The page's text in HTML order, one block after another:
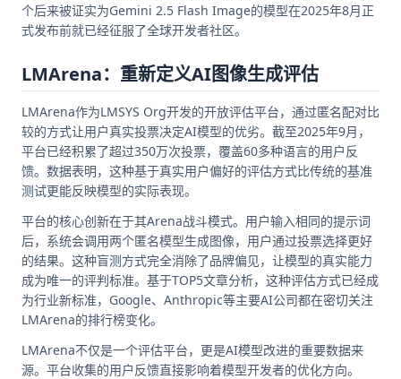
个后来被证实为Gemini 2.5 Flash Image的模型在2025年8月正
式发布前就已经征服了全球开发者社区。
LMArena：重新定义AI图像生成评估
LMArena作为LMSYS Org开发的开放评估平台，通过匿名配对比
较的方式让用户真实投票决定AI模型的优劣。截至2025年9月，
平台已经积累了超过350万次投票，覆盖60多种语言的用户反
馈。数据表明，这种基于真实用户偏好的评估方式比传统的基准
测试更能反映模型的实际表现。
平台的核心创新在于其Arena战斗模式。用户输入相同的提示词
后，系统会调用两个匿名模型生成图像，用户通过投票选择更好
的结果。这种盲测方式完全消除了品牌偏见，让模型的真实能力
成为唯一的评判标准。基于TOP5文章分析，这种评估方式已经成
为行业新标准，Google、Anthropic等主要AI公司都在密切关注
LMArena的排行榜变化。
LMArena不仅是一个评估平台，更是AI模型改进的重要数据来
源。平台收集的用户反馈直接影响着模型开发者的优化方向。